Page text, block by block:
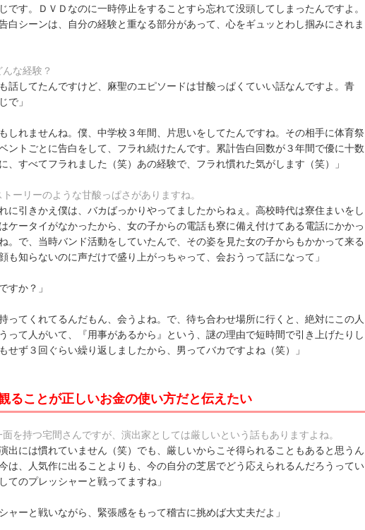
です。ＤＶＤなのに一時停止をすることすら忘れて没頭してしまったんですよ。
白シーンは、自分の経験と重なる部分があって、心をギュッとわし掴みにされま
な経験？
話してたんですけど、麻聖のエピソードは甘酸っぱくていい話なんですよ。青
」
しれませんね。僕、中学校３年間、片思いをしてたんですね。その相手に体育祭
ントごとに告白をして、フラれ続けたんです。累計告白回数が３年間で優に十数
、すべてフラれました（笑）あの経験で、フラれ慣れた気がします（笑）」
ーリーのような甘酸っぱさがありますね。
に引きかえ僕は、バカばっかりやってましたからねぇ。高校時代は寮住まいをし
ケータイがなかったから、女の子からの電話も寮に備え付けてある電話にかかっ
。で、当時バンド活動をしていたんで、その姿を見た女の子からもかかって来る
も知らないのに声だけで盛り上がっちゃって、会おうって話になって」
すか？」
ってくれてるんだもん、会うよね。で、待ち合わせ場所に行くと、絶対にこの人
って人がいて、『用事があるから』という、謎の理由で短時間で引き上げたりし
せず３回ぐらい繰り返しましたから、男ってバカですよね（笑）」
観ることが正しいお金の使い方だと伝えたい
を持つ宅間さんですが、演出家としては厳しいという話もありますよね。
出には慣れていません（笑）でも、厳しいからこそ得られることもあると思うん
は、人気作に出ることよりも、今の自分の芝居でどう応えられるんだろうってい
てのプレッシャーと戦ってますね」
ャーと戦いながら、緊張感をもって稽古に挑めば大丈夫だよ」